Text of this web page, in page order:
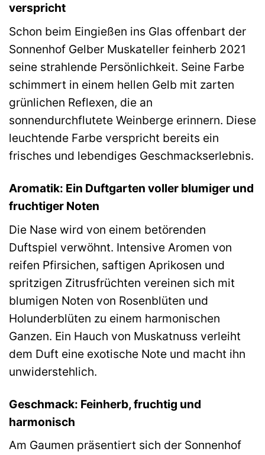
verspricht
Schon beim Eingießen ins Glas offenbart der
Sonnenhof Gelber Muskateller feinherb 2021
seine strahlende Persönlichkeit. Seine Farbe
schimmert in einem hellen Gelb mit zarten
grünlichen Reflexen, die an
sonnendurchflutete Weinberge erinnern. Diese
leuchtende Farbe verspricht bereits ein
frisches und lebendiges Geschmackserlebnis.
Aromatik: Ein Duftgarten voller blumiger und
fruchtiger Noten
Die Nase wird von einem betörenden
Duftspiel verwöhnt. Intensive Aromen von
reifen Pfirsichen, saftigen Aprikosen und
spritzigen Zitrusfrüchten vereinen sich mit
blumigen Noten von Rosenblüten und
Holunderblüten zu einem harmonischen
Ganzen. Ein Hauch von Muskatnuss verleiht
dem Duft eine exotische Note und macht ihn
unwiderstehlich.
Geschmack: Feinherb, fruchtig und
harmonisch
Am Gaumen präsentiert sich der Sonnenhof